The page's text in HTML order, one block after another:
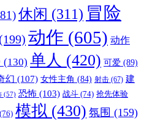
休闲 (311) 冒险
动作 (605) 动作
(130) 单人 (420) 可爱 (89)
幻 (107) 女性主角 (84) 射击 (67) 建
(57) 恐怖 (103) 战斗 (74) 抢先体验
(76) 模拟 (430) 氛围 (159)